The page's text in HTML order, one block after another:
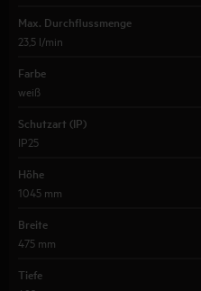
Max. Durchflussmenge
23,5 l/min
Farbe
weiß
Schutzart (IP)
IP25
Höhe
1045 mm
Breite
475 mm
Tiefe